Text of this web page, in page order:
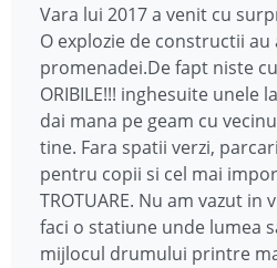
Vara lui 2017 a venit cu
O explozie de constructii
promenadei.De fapt niste
ORIBILE!!! inghesuite unele
dai mana pe geam cu
tine. Fara spatii verzi,
pentru copii si cel mai
TROTUARE. Nu am vazut in
faci o statiune unde lumea
mijlocul drumului printre